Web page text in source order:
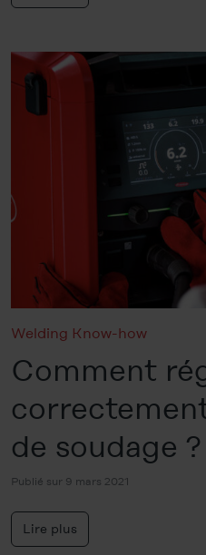
Welding Know-how
Comment
de soudage ?
Publié sur 9 mars 2021
Lire plus